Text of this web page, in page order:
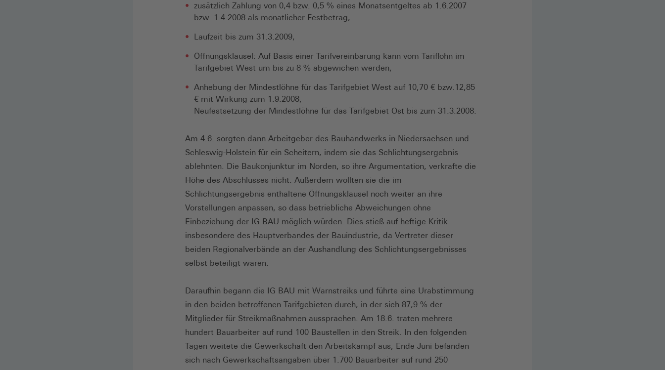
zusätzlich Zahlung von 0,4 bzw. 0,5 % eines Monatsentgeltes ab 1.6.2007
bzw. 1.4.2008 als monatlicher Festbetrag,
Laufzeit bis zum 31.3.2009,
Öffnungsklausel: Auf Basis einer Tarifvereinbarung kann vom Tariflohn im
Tarifgebiet West um bis zu 8 % abgewichen werden,
Anhebung der Mindestlöhne für das Tarifgebiet West auf 10,70 € bzw.12,85
€ mit Wirkung zum 1.9.2008,
Neufestsetzung der Mindestlöhne für das Tarifgebiet Ost bis zum 31.3.2008.
Am 4.6. sorgten dann Arbeitgeber des Bauhandwerks in Niedersachsen und
Schleswig-Holstein für ein Scheitern, indem sie das Schlichtungsergebnis
ablehnten. Die Baukonjunktur im Norden, so ihre Argumentation, verkrafte die
Höhe des Abschlusses nicht. Außerdem wollten sie die im
Schlichtungsergebnis enthaltene Öffnungsklausel noch weiter an ihre
Vorstellungen anpassen, so dass betriebliche Abweichungen ohne
Einbeziehung der IG BAU möglich würden. Dies stieß auf heftige Kritik
insbesondere des Hauptverbandes der Bauindustrie, da Vertreter dieser
beiden Regionalverbände an der Aushandlung des Schlichtungsergebnisses
selbst beteiligt waren.
Daraufhin begann die IG BAU mit Warnstreiks und führte eine Urabstimmung
in den beiden betroffenen Tarifgebieten durch, in der sich 87,9 % der
Mitglieder für Streikmaßnahmen aussprachen. Am 18.6. traten mehrere
hundert Bauarbeiter auf rund 100 Baustellen in den Streik. In den folgenden
Tagen weitete die Gewerkschaft den Arbeitskampf aus, Ende Juni befanden
sich nach Gewerkschaftsangaben über 1.700 Bauarbeiter auf rund 250